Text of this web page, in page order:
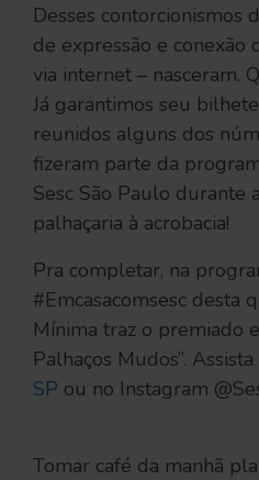
Desses contorcionismos
de expressão e conexão
via internet – nasceram.
Já garantimos seu
reunidos alguns dos
fizeram parte da
Sesc São Paulo durante
palhaçaria à acrobacia!
Pra completar, na
#Emcasacomsesc desta
Mínima traz o premiado
Palhaços Mudos”. Assista
SP ou no Instagram
Tomar café da manhã